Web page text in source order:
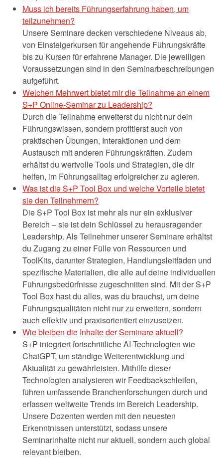
Muss ich bereits Führungserfahrung haben, um
teilzunehmen?
Unsere Seminare decken verschiedene Niveaus ab,
von Einsteigerkursen für angehende Führungskräfte
bis zu Kursen für erfahrene Manager. Die jeweiligen
Voraussetzungen sind in den Seminarbeschreibungen
aufgeführt.
Welchen Mehrwert bietet mir die Teilnahme an einem
S+P Online-Seminar zu Leadership?
Durch die Teilnahme erweiterst du nicht nur dein
Führungswissen, sondern profitierst auch von
praktischen Übungen, Interaktionen und dem
Austausch mit anderen Führungskräften. Zudem
erhältst du wertvolle Tools und Strategien, die dir
helfen, im Führungsalltag erfolgreicher zu agieren.
Was ist die S+P Tool Box und welche Vorteile bietet
sie den Teilnehmern?
Die S+P Tool Box ist mehr als nur ein exklusiver
Bereich – sie ist dein Schlüssel zu herausragender
Leadership. Als Teilnehmer unserer Seminare erhältst
du Zugang zu einer Fülle von Ressourcen und
ToolKits, darunter Strategien, Handlungsleitfäden und
spezifische Materialien, die alle auf deine individuellen
Führungsbedürfnisse zugeschnitten sind. Mit der S+P
Tool Box hast du alles, was du brauchst, um deine
Führungsqualitäten nicht nur zu erweitern, sondern
auch effektiv und praxisorientiert einzusetzen.
Wie bleiben die Inhalte der Seminare aktuell?
S+P integriert fortschrittliche AI-Technologien wie
ChatGPT, um ständige Weiterentwicklung und
Aktualität zu gewährleisten. Mithilfe dieser
Technologien analysieren wir Feedbackschleifen,
führen umfassende Branchenforschungen durch und
erfassen weltweite Trends im Bereich Leadership.
Unsere Dozenten werden mit den neuesten
Erkenntnissen unterstützt, sodass unsere
Seminarinhalte nicht nur aktuell, sondern auch global
relevant bleiben.